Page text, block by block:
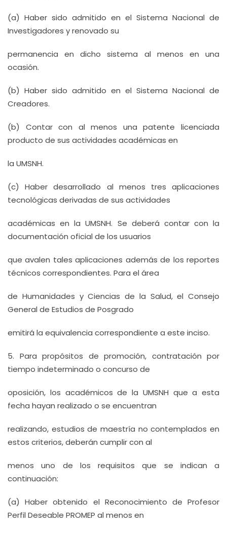
(a) Haber sido admitido en el Sistema Nacional de
Investigadores y renovado su
permanencia en dicho sistema al menos en una
ocasión.
(b) Haber sido admitido en el Sistema Nacional de
Creadores.
(b) Contar con al menos una patente licenciada
producto de sus actividades académicas en
la UMSNH.
(c) Haber desarrollado al menos tres aplicaciones
tecnológicas derivadas de sus actividades
académicas en la UMSNH. Se deberá contar con la
documentación oficial de los usuarios
que avalen tales aplicaciones además de los reportes
técnicos correspondientes. Para el área
de Humanidades y Ciencias de la Salud, el Consejo
General de Estudios de Posgrado
emitirá la equivalencia correspondiente a este inciso.
5. Para propósitos de promoción, contratación por
tiempo indeterminado o concurso de
oposición, los académicos de la UMSNH que a esta
fecha hayan realizado o se encuentran
realizando, estudios de maestría no contemplados en
estos criterios, deberán cumplir con al
menos uno de los requisitos que se indican a
continuación:
(a) Haber obtenido el Reconocimiento de Profesor
Perfil Deseable PROMEP al menos en